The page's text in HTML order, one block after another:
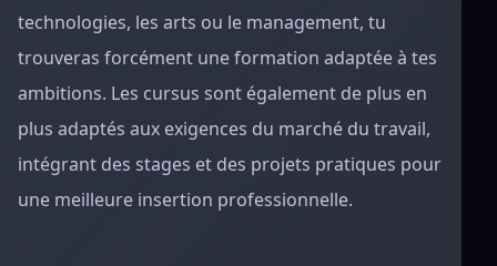
technologies, les arts ou le management, tu
trouveras forcément une formation adaptée à tes
ambitions. Les cursus sont également de plus en
plus adaptés aux exigences du marché du travail,
intégrant des stages et des projets pratiques pour
une meilleure insertion professionnelle.